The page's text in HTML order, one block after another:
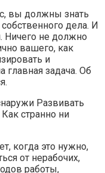
вы должны знать
дела. И
Ничего не должно
вашего, как
и
задача. Об
Развивать
странно ни
когда это нужно,
от нерабочих,
работы,